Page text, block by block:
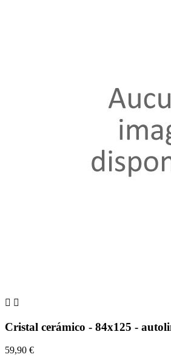
 
Cristal cerámico - 84x125 -
59,90 €